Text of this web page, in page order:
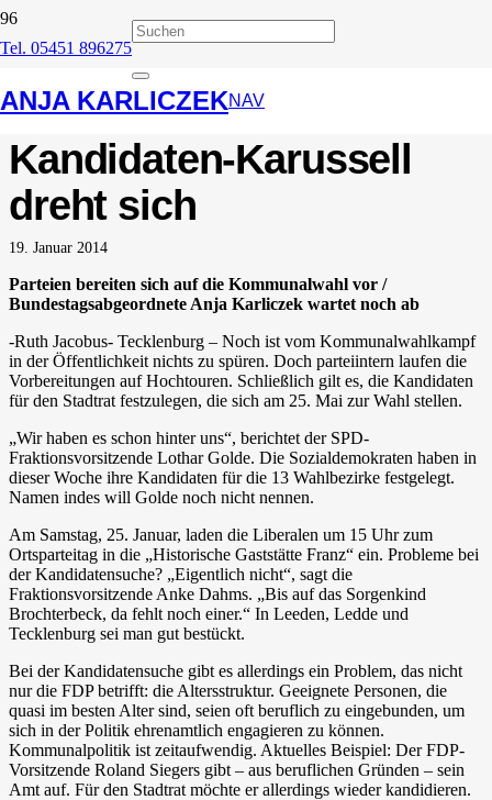
Tel. 05451 896275
ANJA KARLICZEKNAV
Westfälische
Nachrichten:
Kandidaten-Karussell
dreht sich
19. Januar 2014
Parteien bereiten sich auf die Kommunalwahl vor /
Bundestagsabgeordnete Anja Karliczek wartet noch ab
-Ruth Jacobus- Tecklenburg – Noch ist vom Kommunalwahlkampf
in der Öffentlichkeit nichts zu spüren. Doch parteiintern laufen die
Vorbereitungen auf Hochtouren. Schließlich gilt es, die Kandidaten
für den Stadtrat festzulegen, die sich am 25. Mai zur Wahl stellen.
„Wir haben es schon hinter uns“, berichtet der SPD-
Fraktionsvorsitzende Lothar Golde. Die Sozialdemokraten haben in
dieser Woche ihre Kandidaten für die 13 Wahlbezirke festgelegt.
Namen indes will Golde noch nicht nennen.
Am Samstag, 25. Januar, laden die Liberalen um 15 Uhr zum
Ortsparteitag in die „Historische Gaststätte Franz“ ein. Probleme bei
der Kandidatensuche? „Eigentlich nicht“, sagt die
Fraktionsvorsitzende Anke Dahms. „Bis auf das Sorgenkind
Brochterbeck, da fehlt noch einer.“ In Leeden, Ledde und
Tecklenburg sei man gut bestückt.
Bei der Kandidatensuche gibt es allerdings ein Problem, das nicht
nur die FDP betrifft: die Altersstruktur. Geeignete Personen, die
quasi im besten Alter sind, seien oft beruflich zu eingebunden, um
sich in der Politik ehrenamtlich engagieren zu können.
Kommunalpolitik ist zeitaufwendig. Aktuelles Beispiel: Der FDP-
Vorsitzende Roland Siegers gibt – aus beruflichen Gründen – sein
Amt auf. Für den Stadtrat möchte er allerdings wieder kandidieren.